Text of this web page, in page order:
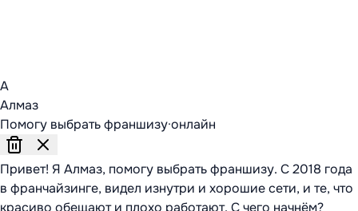
А
Алмаз
Помогу выбрать франшизу·онлайн
Привет! Я Алмаз, помогу выбрать франшизу. С 2018 года
в франчайзинге, видел изнутри и хорошие сети, и те, что
красиво обещают и плохо работают. С чего начнём?